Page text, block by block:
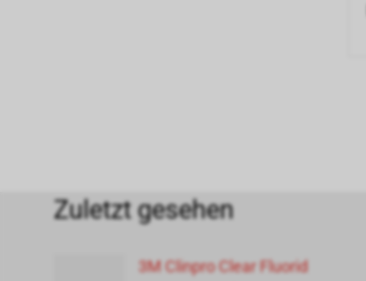
Zuletzt gesehen
3M Clinpro Clear Fluorid